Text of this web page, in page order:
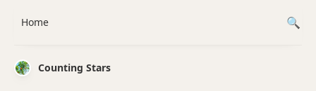
Counting Stars
Home